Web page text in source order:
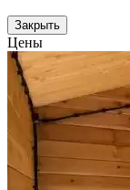
Закрыть
Цены